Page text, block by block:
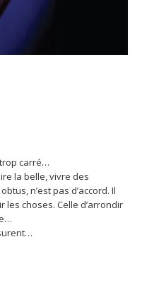
carré…
la belle, vivre des
n’est pas d’accord. Il
choses. Celle d’arrondir